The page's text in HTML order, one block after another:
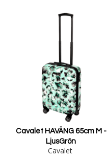
Cavalet HAVÄNG 65cm M -
LjusGrön
Cavalet